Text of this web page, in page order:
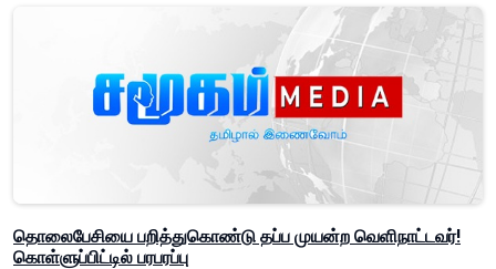
தொலைபேசியை பறித்துகொண்டு தப்ப முயன்ற வெளிநாட்டவர்!
கொள்ளுப்பிட்டில் பரபரப்பு